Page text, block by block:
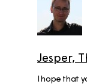
Jesper,
I hope that